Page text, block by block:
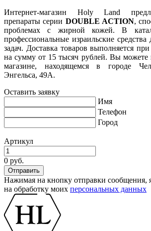
Интернет-магазин Holy Land
препараты серии DOUBLE ACTION,
проблемах с жирной кожей. В
профессиональные израильские
задач. Доставка товаров выполняется
на сумму от 15 тысяч рублей. Вы можете
магазине, находящемся в городе
Энгельса, 49А.
Оставить заявку
Имя
Телефон
Город
Артикул
0 руб.
Нажимая на кнопку отправки сообщения,
на обработку моих персональных данных